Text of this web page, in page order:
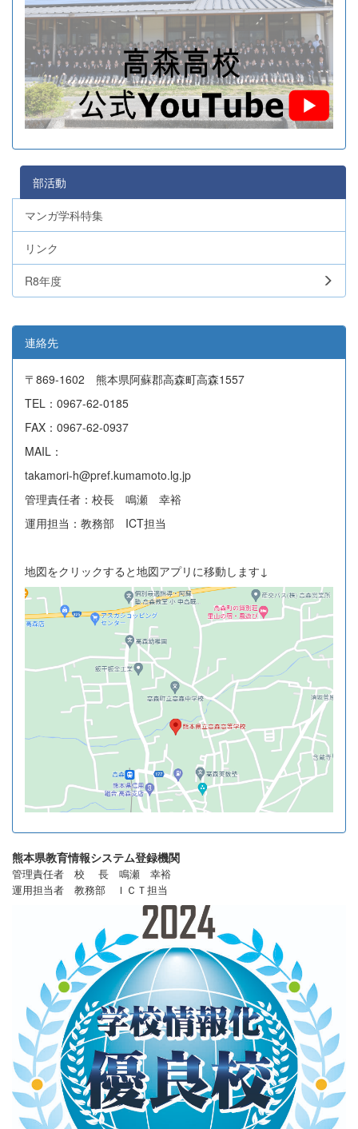
部活動
マンガ学科特集
リンク
R8年度
連絡先
〒869-1602 熊本県阿蘇郡高森町高森1557
TEL：0967-62-0185
FAX：0967-62-0937
MAIL：
takamori-h@pref.kumamoto.lg.jp
管理責任者：校長 鳴瀬 幸裕
運用担当：教務部 ICT担当
地図をクリックすると地図アプリに移動します↓
熊本県教育情報システム登録機関
管理責任者 校 長 鳴瀬 幸裕
運用担当者 教務部 ＩＣＴ担当